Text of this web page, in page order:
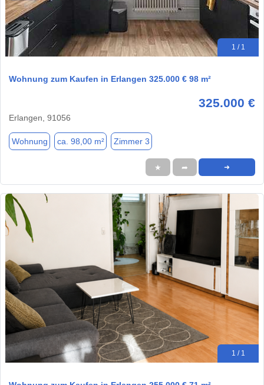
1 / 1
Wohnung zum Kaufen in Erlangen 325.000 € 98 m²
325.000 €
Erlangen, 91056
Wohnung ca. 98,00 m² Zimmer 3
★ ➦ ➜
1 / 1